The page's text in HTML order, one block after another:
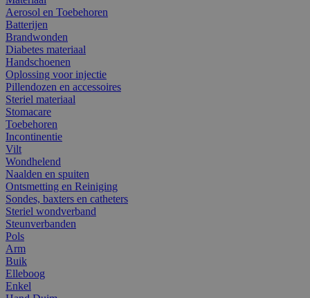
Aerosol en Toebehoren
Batterijen
Brandwonden
Diabetes materiaal
Handschoenen
Oplossing voor injectie
Pillendozen en accessoires
Steriel materiaal
Stomacare
Toebehoren
Incontinentie
Vilt
Wondhelend
Naalden en spuiten
Ontsmetting en Reiniging
Sondes, baxters en catheters
Steriel wondverband
Steunverbanden
Pols
Arm
Buik
Elleboog
Enkel